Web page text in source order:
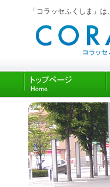
「コラッセふくしま」